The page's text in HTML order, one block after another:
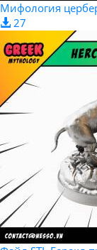
Мифология
27